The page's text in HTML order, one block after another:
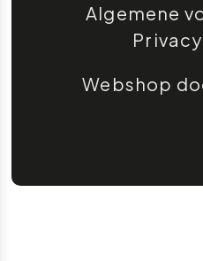
Algemene
Webshop